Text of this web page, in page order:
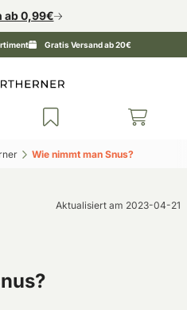
ab 0,99€
Gratis Versand ab 20€
Wie nimmt man Snus?‎
Aktualisiert am 2023-04-21